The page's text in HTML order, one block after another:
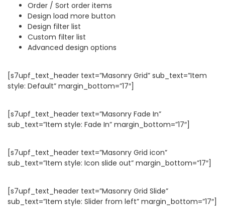
Order / Sort order items
Design load more button
Design filter list
Custom filter list
Advanced design options
[s7upf_text_header text=”Masonry Grid” sub_text=”Item
style: Default” margin_bottom=”17″]
[s7upf_text_header text=”Masonry Fade In”
sub_text=”Item style: Fade In” margin_bottom=”17″]
[s7upf_text_header text=”Masonry Grid icon”
sub_text=”Item style: Icon slide out” margin_bottom=”17″]
[s7upf_text_header text=”Masonry Grid Slide”
sub_text=”Item style: Slider from left” margin_bottom=”17″]